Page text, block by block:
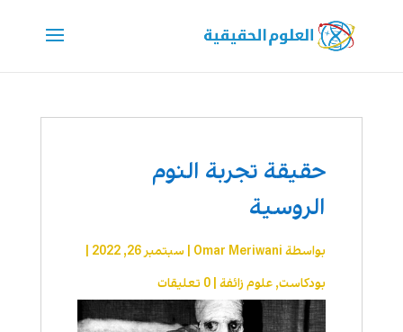
حقيقة تجربة النوم
الروسية
بواسطة Omar Meriwani سبتمبر 26, 2022
بودكاست, علوم زائفة| 0 تعليقات